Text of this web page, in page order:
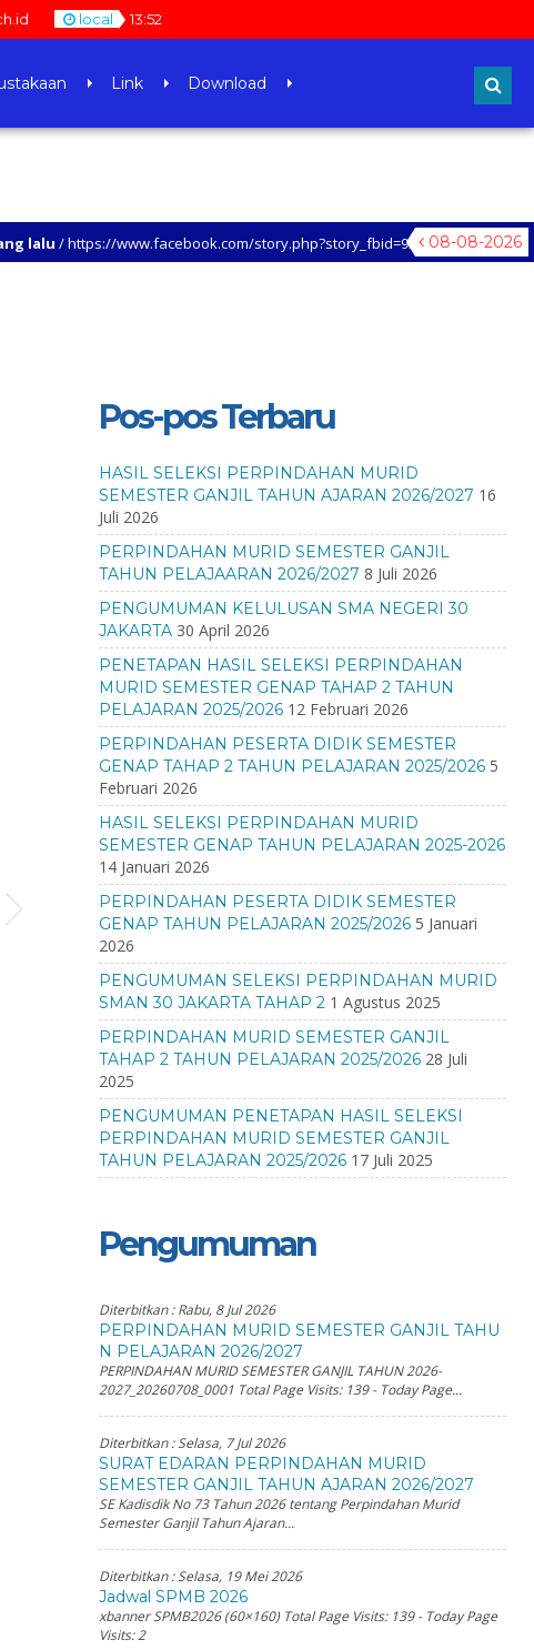
local 13:52
Link Download
08-08-2026
www.facebook.com/
Pos-pos Terbaru
HASIL SELEKSI PERPINDAHAN MURID
SEMESTER GANJIL TAHUN AJARAN 2026/2027 16
Juli 2026
PERPINDAHAN MURID SEMESTER GANJIL
TAHUN PELAJAARAN 2026/2027 8 Juli 2026
PENGUMUMAN KELULUSAN SMA NEGERI 30
JAKARTA 30 April 2026
PENETAPAN HASIL SELEKSI PERPINDAHAN
MURID SEMESTER GENAP TAHAP 2 TAHUN
PELAJARAN 2025/2026 12 Februari 2026
PERPINDAHAN PESERTA DIDIK SEMESTER
GENAP TAHAP 2 TAHUN PELAJARAN 2025/2026 5
Februari 2026
HASIL SELEKSI PERPINDAHAN MURID
SEMESTER GENAP TAHUN PELAJARAN 2025-2026
14 Januari 2026
PERPINDAHAN PESERTA DIDIK SEMESTER
GENAP TAHUN PELAJARAN 2025/2026 5 Januari
2026
PENGUMUMAN SELEKSI PERPINDAHAN MURID
SMAN 30 JAKARTA TAHAP 2 1 Agustus 2025
PERPINDAHAN MURID SEMESTER GANJIL
TAHAP 2 TAHUN PELAJARAN 2025/2026 28 Juli
2025
PENGUMUMAN PENETAPAN HASIL SELEKSI
PERPINDAHAN MURID SEMESTER GANJIL
TAHUN PELAJARAN 2025/2026 17 Juli 2025
Pengumuman
Diterbitkan :Rabu, 8 Jul 2026
PERPINDAHAN MURID SEMESTER GANJIL TAHU
N PELAJARAN 2026/2027
PERPINDAHAN MURID SEMESTER GANJIL TAHUN 2026-
2027_20260708_0001 Total Page Visits: 139 - Today Page...
Diterbitkan :Selasa, 7 Jul 2026
SURAT EDARAN PERPINDAHAN MURID
SEMESTER GANJIL TAHUN AJARAN 2026/2027
SE Kadisdik No 73 Tahun 2026 tentang Perpindahan Murid
Semester Ganjil Tahun Ajaran...
Diterbitkan :Selasa, 19 Mei 2026
Jadwal SPMB 2026
xbanner SPMB2026 (60×160) Total Page Visits: 139 - Today Page
Visits: 2